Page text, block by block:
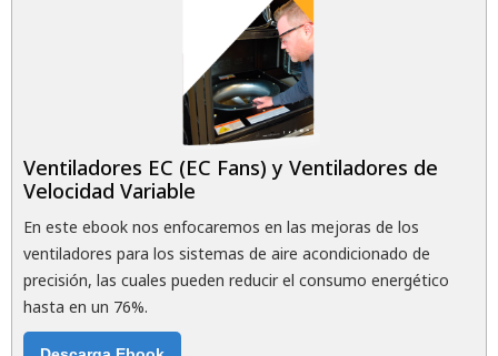
Ventiladores EC (EC Fans) y Ventiladores de
Velocidad Variable
En este ebook nos enfocaremos en las mejoras de los
ventiladores para los sistemas de aire acondicionado de
precisión, las cuales pueden reducir el consumo energético
hasta en un 76%.